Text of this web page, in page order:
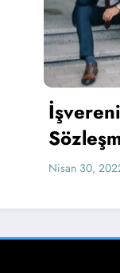
İşverenin
Nisan 30, 2022